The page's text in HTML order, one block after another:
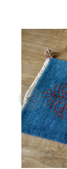
<